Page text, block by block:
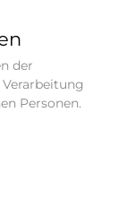
der
Personen.